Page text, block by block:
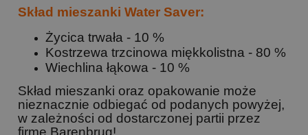
Skład mieszanki Water Saver:
Życica trwała - 10 %
Kostrzewa trzcinowa miękkolistna - 80 %
Wiechlina łąkowa - 10 %
Skład mieszanki oraz opakowanie może
nieznacznie odbiegać od podanych powyżej,
w zależności od dostarczonej partii przez
firmę Barenbrug!